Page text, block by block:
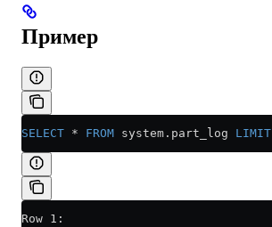
Пример
SELECT * FROM system . part_log LIMIT
Row 1: